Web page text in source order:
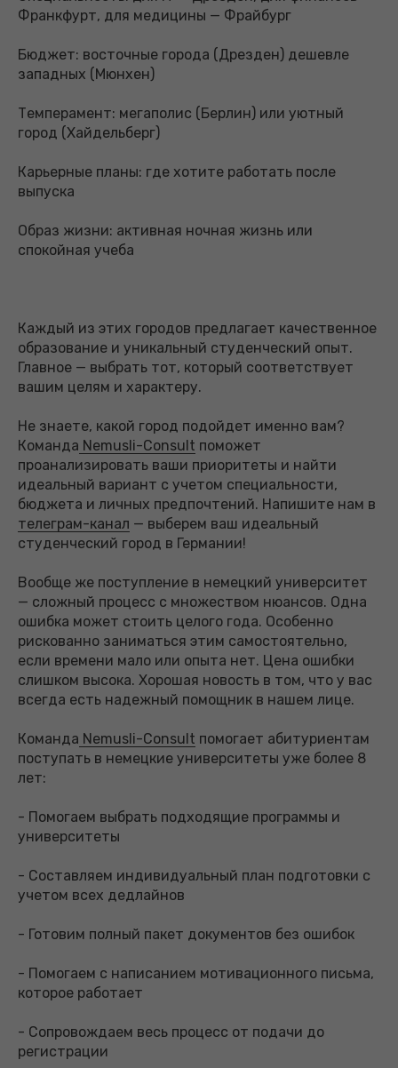
Франкфурт, для медицины — Фрайбург
Бюджет: восточные города (Дрезден) дешевле
западных (Мюнхен)
Темперамент: мегаполис (Берлин) или уютный
город (Хайдельберг)
Карьерные планы: где хотите работать после
выпуска
Образ жизни: активная ночная жизнь или
спокойная учеба
Каждый из этих городов предлагает качественное
образование и уникальный студенческий опыт.
Главное — выбрать тот, который соответствует
вашим целям и характеру.
Не знаете, какой город подойдет именно вам?
Команда Nemusli-Сonsult поможет
проанализировать ваши приоритеты и найти
идеальный вариант с учетом специальности,
бюджета и личных предпочтений. Напишите нам в
телеграм-канал — выберем ваш идеальный
студенческий город в Германии!
Вообще же поступление в немецкий университет
— сложный процесс с множеством нюансов. Одна
ошибка может стоить целого года. Особенно
рискованно заниматься этим самостоятельно,
если времени мало или опыта нет. Цена ошибки
слишком высока. Хорошая новость в том, что у вас
всегда есть надежный помощник в нашем лице.
Команда Nemusli-Сonsult помогает абитуриентам
поступать в немецкие университеты уже более 8
лет:
- Помогаем выбрать подходящие программы и
университеты
- Составляем индивидуальный план подготовки с
учетом всех дедлайнов
- Готовим полный пакет документов без ошибок
- Помогаем с написанием мотивационного письма,
которое работает
- Сопровождаем весь процесс от подачи до
регистрации